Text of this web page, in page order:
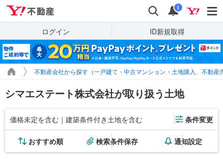
検索 通知
i
ログイン ID新規取得
不動産会社から探す（一戸建て・中古マンション・土地購入、不動産
シマエステート株式会社が取り扱う土地
価格未定を含む｜建築条件付き土地を含む 条件変更
おすすめ順 検索条件保存 通知設定